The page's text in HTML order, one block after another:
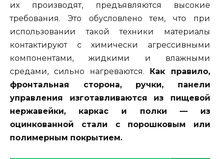
их производят, предъявляются высокие
требования. Это обусловлено тем, что при
использовании такой техники материалы
контактируют с химически агрессивными
компонентами, жидкими и влажными
средами, сильно нагреваются.
Как правило,
фронтальная сторона, ручки, панели
управления изготавливаются из пищевой
нержавейки, каркас и полки — из
оцинкованной стали с порошковым или
полимерным покрытием.